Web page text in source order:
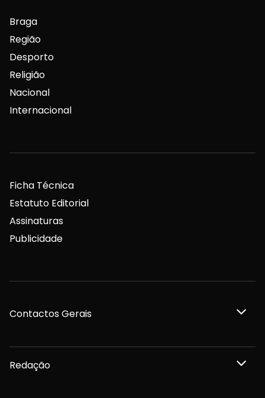
Braga
Região
Desporto
Religião
Nacional
Internacional
Ficha Técnica
Estatuto Editorial
Assinaturas
Publicidade
Contactos Gerais
Redação